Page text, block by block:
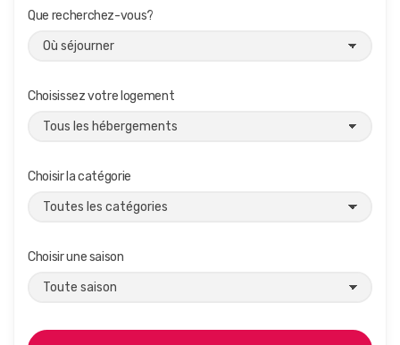
Que recherchez-vous?
Choisissez votre logement
Choisir la catégorie
Choisir une saison